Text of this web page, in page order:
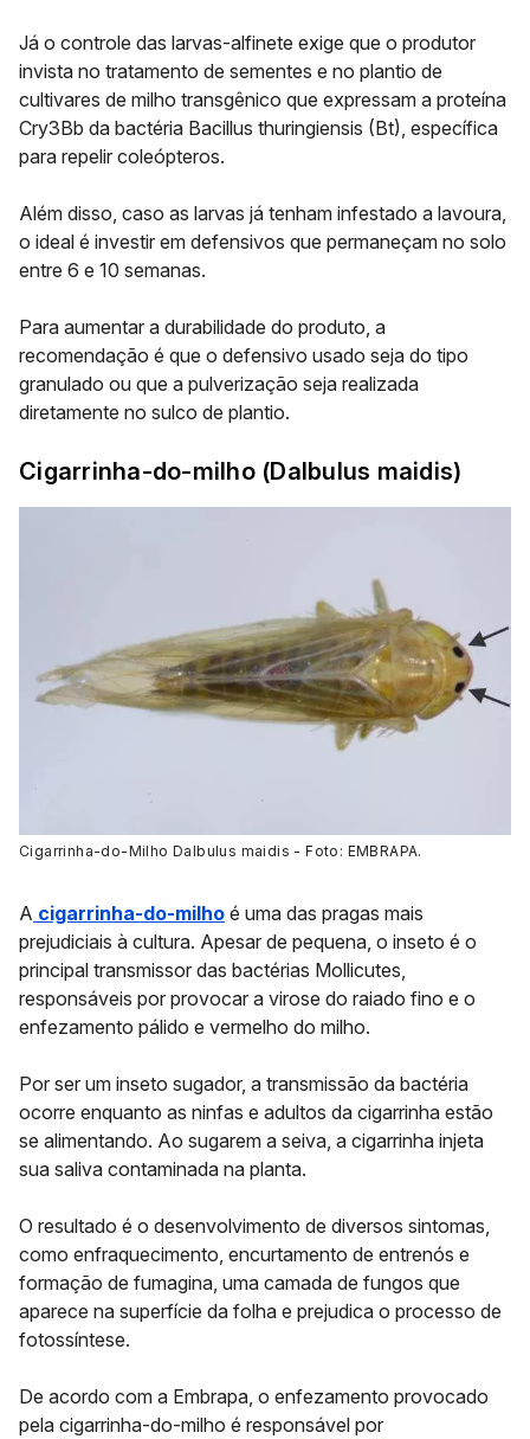
Já o controle das larvas-alfinete exige que o produtor
invista no tratamento de sementes e no plantio de
cultivares de milho transgênico que expressam a proteína
Cry3Bb da bactéria Bacillus thuringiensis (Bt), específica
para repelir coleópteros.
Além disso, caso as larvas já tenham infestado a lavoura,
o ideal é investir em defensivos que permaneçam no solo
entre 6 e 10 semanas.
Para aumentar a durabilidade do produto, a
recomendação é que o defensivo usado seja do tipo
granulado ou que a pulverização seja realizada
diretamente no sulco de plantio.
Cigarrinha-do-milho (Dalbulus maidis)
Cigarrinha-do-Milho Dalbulus maidis - Foto: EMBRAPA.
A cigarrinha-do-milho é uma das pragas mais
prejudiciais à cultura. Apesar de pequena, o inseto é o
principal transmissor das bactérias Mollicutes
responsáveis por provocar a virose do raiado fino e o
enfezamento pálido e vermelho do milho.
Por ser um inseto sugador, a transmissão da bactéria
ocorre enquanto as ninfas e adultos da cigarrinha estão
se alimentando. Ao sugarem a seiva, a cigarrinha injeta
sua saliva contaminada na planta.
O resultado é o desenvolvimento de diversos sintomas,
como enfraquecimento, encurtamento de entrenós e
formação de fumagina, uma camada de fungos que
aparece na superfície da folha e prejudica o processo de
fotossíntese.
De acordo com a Embrapa, o enfezamento provocado
pela cigarrinha-do-milho é responsável por